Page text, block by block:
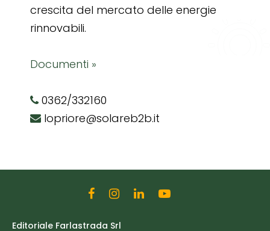
crescita del mercato delle energie
rinnovabili.
Documenti »
0362/332160
lopriore@solareb2b.it
Editoriale Farlastrada Srl